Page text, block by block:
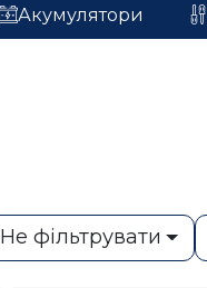
Акумулятори
Не фільтрувати